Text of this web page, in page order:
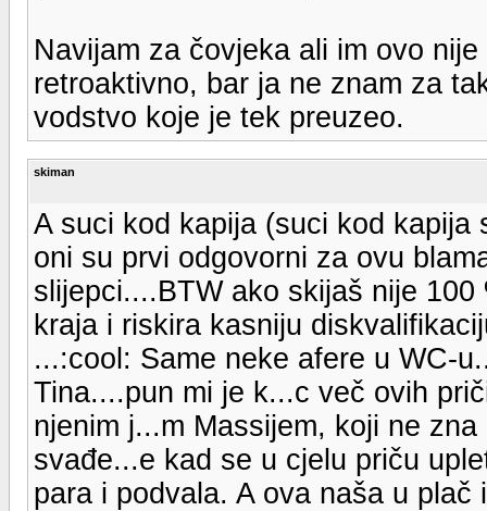
Navijam za čovjeka ali im ovo
retroaktivno, bar ja ne znam za
vodstvo koje je tek preuzeo.
skiman
A suci kod kapija (suci kod
oni su prvi odgovorni za ovu
slijepci....BTW ako skijaš nije
kraja i riskira kasniju
...:cool: Same neke afere u WC-
Tina....pun mi je k...c več ovih
njenim j...m Massijem, koji ne
svađe...e kad se u cjelu priču
para i podvala. A ova naša u